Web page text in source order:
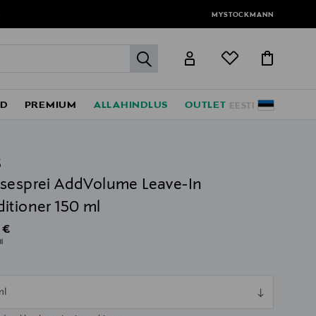
MYSTOCKMANN
label.header.go
EESTI
PREMIUM ALLAHINDLUS OUTLET
AddVolume Leave-In
150 ml
Price
€